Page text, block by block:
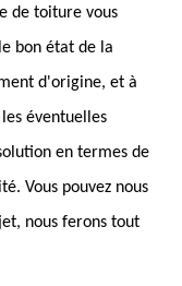
de toiture vous
bon état de la
d'origine, et à
éventuelles
en termes de
Vous pouvez nous
nous ferons tout